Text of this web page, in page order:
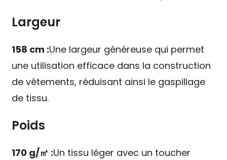
Largeur
158 cm :Une largeur généreuse qui permet
une utilisation efficace dans la construction
de vêtements, réduisant ainsi le gaspillage
de tissu.
Poids
170 g/㎡ :Un tissu léger avec un toucher